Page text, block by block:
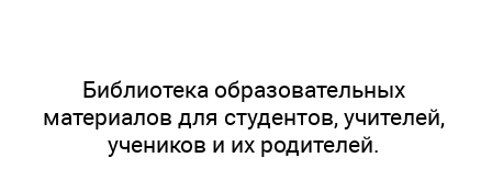
Библиотека образовательных
материалов для студентов, учителей,
учеников и их родителей.